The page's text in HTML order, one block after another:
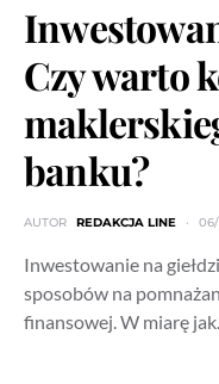
Czy warto
banku?
AUTOR REDAKCJA LINE
Inwestowanie na
sposobów na
finansowej. W miarę